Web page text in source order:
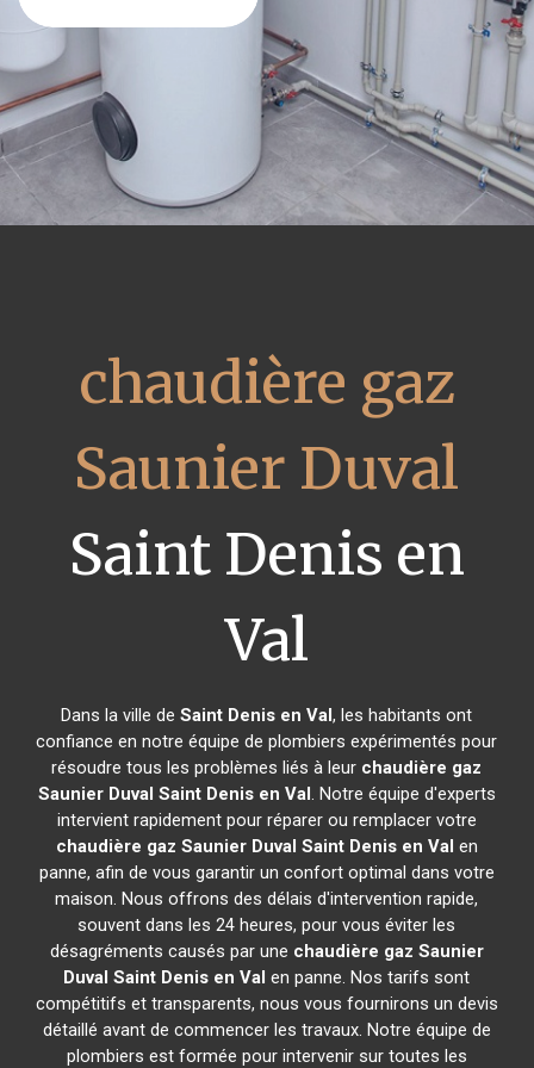
chaudière gaz
Saunier Duval
Saint Denis en
Val
Dans la ville deSaint Denis en Val, les habitants ont
confiance en notre équipe de plombiers expérimentés pour
résoudre tous les problèmes liés à leur chaudière gaz
Saunier Duval Saint Denis en Val. Notre équipe d'experts
intervient rapidement pour réparer ou remplacer votre
chaudière gaz Saunier Duval Saint Denis en Val en
panne, afin de vous garantir un confort optimal dans votre
maison. Nous offrons des délais d'intervention rapide,
souvent dans les 24 heures, pour vous éviter les
désagréments causés par une chaudière gaz Saunier
Duval Saint Denis en Val en panne. Nos tarifs sont
compétitifs et transparents, nous vous fournirons un devis
détaillé avant de commencer les travaux. Notre équipe de
plombiers est formée pour intervenir sur toutes les